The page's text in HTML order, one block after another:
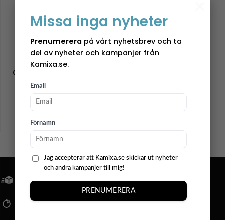
Missa inga nyheter
Prenumerera på vårt nyhetsbrev och ta
del av nyheter och kampanjer från
Kamixa.se.
Email
Förnamn
Jag accepterar att Kamixa.se skickar ut nyheter
och andra kampanjer till mig!
PRENUMERERA
Storefactory
Ljusstake –
Granhammar – Natur
399,00kr
FRI FRAKT ÖVER 799KR
SNABBA LEVERANSER